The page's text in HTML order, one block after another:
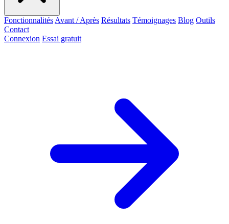
Fonctionnalités Avant / Après Résultats Témoignages Blog Outils
Contact
Connexion Essai gratuit